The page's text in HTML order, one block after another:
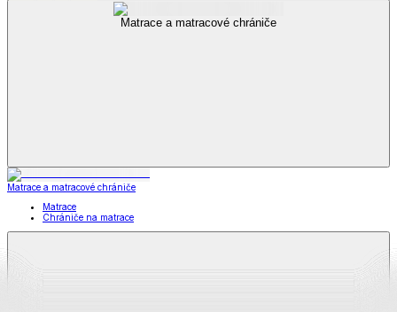
Matrace a matracové chrániče
Matrace a matracové chrániče
Matrace
Chrániče na matrace